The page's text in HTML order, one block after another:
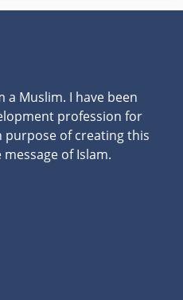
a Muslim. I have been
profession for
purpose of creating this
of Islam.